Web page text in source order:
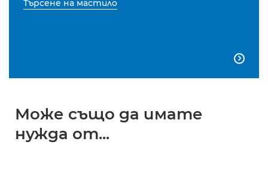
Търсене на мастило

Може също да имате
нужда от...